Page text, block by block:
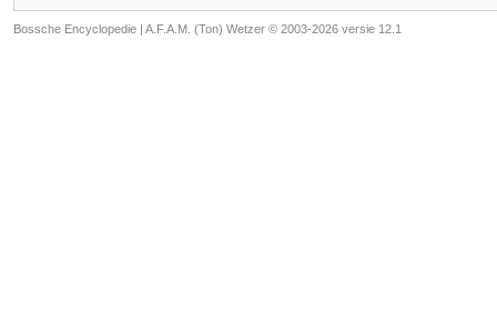
Bossche Encyclopedie | A.F.A.M. (Ton) Wetzer © 2003-2026 versie 12.1